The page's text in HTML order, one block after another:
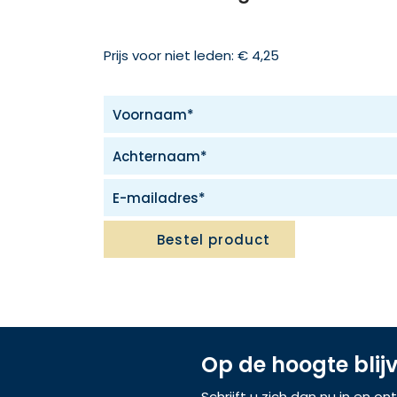
Prijs voor niet leden: € 4,25
Bestel product
Op de hoogte